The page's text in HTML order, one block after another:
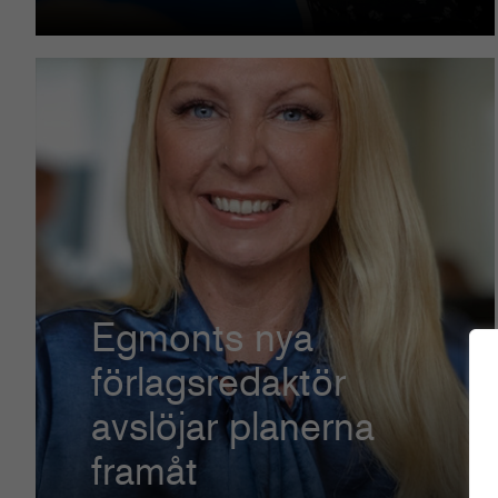
Egmonts nya
förlagsredaktör
avslöjar planerna
framåt